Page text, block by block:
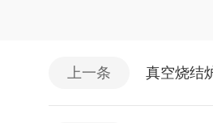
上一条 真空烧结